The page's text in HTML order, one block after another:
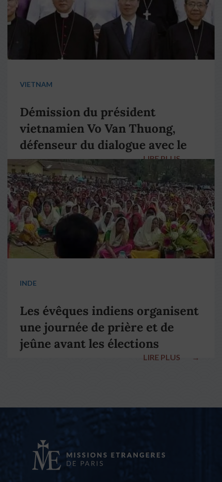
VIETNAM
Démission du président
vietnamien Vo Van Thuong,
défenseur du dialogue avec le
pape François
LIRE PLUS →
INDE
Les évêques indiens organisent
une journée de prière et de
jeûne avant les élections
LIRE PLUS →